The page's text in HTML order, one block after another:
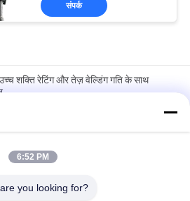
संपर्क
शक्ति रेटिंग और तेज़ वेल्डिंग गति के साथ
नियंत्रण और उच्च शक्ति रेटिंग के साथ
वेल्डिंग गति और कम रखरखाव के साथ उच्च
6:52 PM
you looking for?